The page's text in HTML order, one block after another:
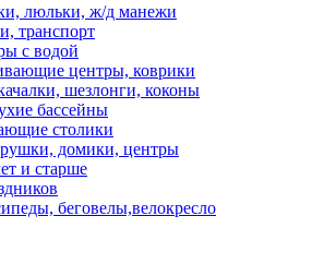
люльки, ж/д манежи
транспорт
с водой
центры, коврики
шезлонги, коконы
бассейны
столики
домики, центры
и старше
беговелы,велокресло